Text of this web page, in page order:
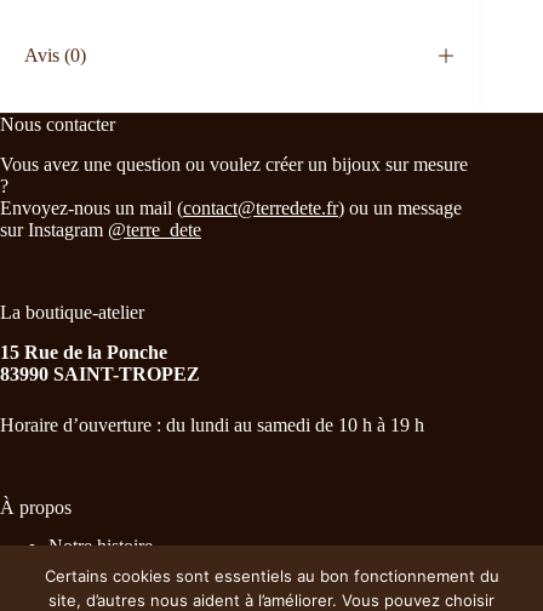
Avis (0)
Nous contacter
Vous avez une question ou voulez créer un bijoux sur mesure
?
Envoyez-nous un mail (contact@terredete.fr) ou un message
sur Instagram @terre_dete
La boutique-atelier
15 Rue de la Ponche
83990 SAINT-TROPEZ
Horaire d’ouverture : du lundi au samedi de 10 h à 19 h
À propos
Notre histoire
Nos essentiels
Distributeurs
Certains cookies sont essentiels au bon fonctionnement du
site, d’autres nous aident à l’améliorer. Vous pouvez choisir